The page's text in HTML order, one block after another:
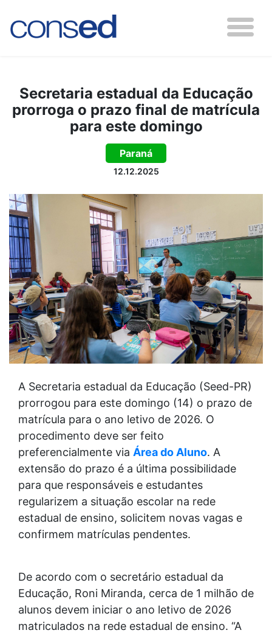
Secretaria estadual da Educação
prorroga o prazo final de matrícula
para este domingo
Paraná
12.12.2025
A Secretaria estadual da Educação (Seed-PR)
prorrogou para este domingo (14) o prazo de
matrícula para o ano letivo de 2026. O
procedimento deve ser feito
preferencialmente via Área do Aluno. A
extensão do prazo é a última possibilidade
para que responsáveis e estudantes
regularizem a situação escolar na rede
estadual de ensino, solicitem novas vagas e
confirmem matrículas pendentes.
De acordo com o secretário estadual da
Educação, Roni Miranda, cerca de 1 milhão de
alunos devem iniciar o ano letivo de 2026
matriculados na rede estadual de ensino. “A